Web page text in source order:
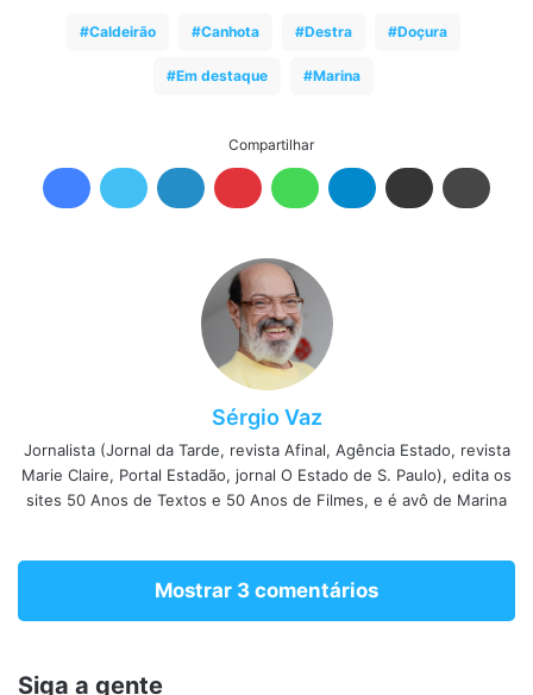
Caldeirão Canhota Destra Doçura
Em destaque Marina
Compartilhar
Sérgio Vaz
Jornalista (Jornal da Tarde, revista Afinal, Agência Estado, revista
Marie Claire, Portal Estadão, jornal O Estado de S. Paulo), edita os
sites 50 Anos de Textos e 50 Anos de Filmes, e é avô de Marina
Mostrar 3 comentários
Siga a gente